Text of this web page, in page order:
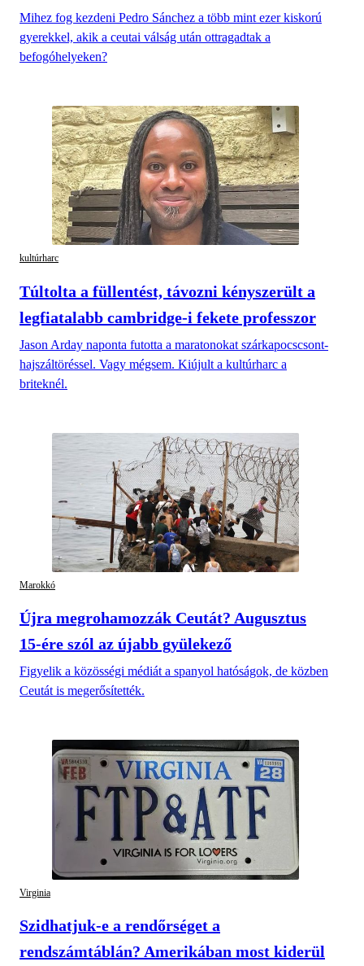
Mihez fog kezdeni Pedro Sánchez a több mint ezer kiskorú
gyerekkel, akik a ceutai válság után ottragadtak a
befogóhelyeken?
kultúrharc
Túltolta a füllentést, távozni kényszerült a
legfiatalabb cambridge-i fekete professzor
Jason Arday naponta futotta a maratonokat szárkapocscsont-
hajszáltöréssel. Vagy mégsem. Kiújult a kultúrharc a
briteknél.
Marokkó
Újra megrohamozzák Ceutát? Augusztus
15-ére szól az újabb gyülekező
Figyelik a közösségi médiát a spanyol hatóságok, de közben
Ceutát is megerősítették.
Virginia
Szidhatjuk-e a rendőrséget a
rendszámtáblán? Amerikában most kiderül